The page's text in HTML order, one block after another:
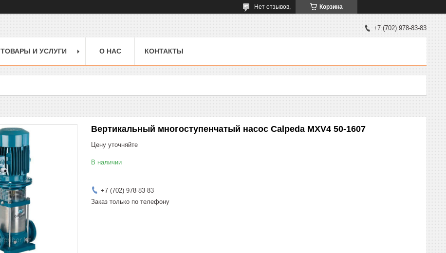
Корзина
Нет отзывов,
+7 (702) 978-83-83
ТОВАРЫ И УСЛУГИ О НАС КОНТАКТЫ
Вертикальный многоступенчатый насос Calpeda MXV4 50-1607
Цену уточняйте
В наличии
+7 (702) 978-83-83
Заказ только по телефону